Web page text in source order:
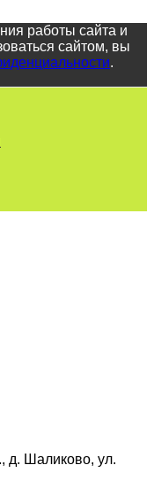
работы сайта и
сайтом, вы
.
д. Шаликово, ул.